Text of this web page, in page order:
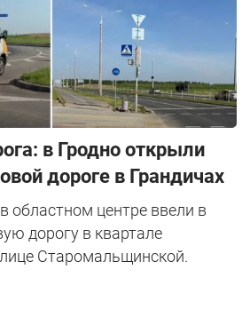
в Гродно открыли
дороге в Грандичах
областном центре ввели в
дорогу в квартале
Старомальщинской.